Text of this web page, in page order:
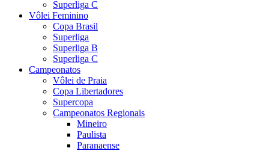
Superliga C
Vôlei Feminino
Copa Brasil
Superliga
Superliga B
Superliga C
Campeonatos
Vôlei de Praia
Copa Libertadores
Supercopa
Campeonatos Regionais
Mineiro
Paulista
Paranaense